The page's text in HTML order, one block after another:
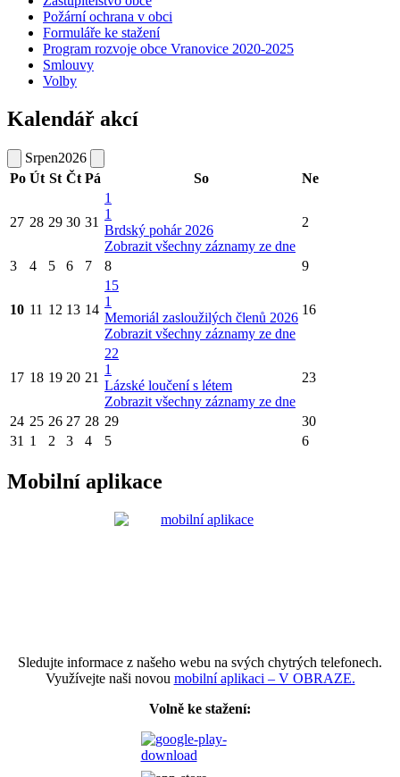
Požární ochrana v obci
Formuláře ke stažení
Program rozvoje obce Vranovice 2020-2025
Smlouvy
Volby
Kalendář akcí
Srpen2026
Po Út St Čt Pá So Ne
27 28 29 30 31
1
1
Brdský pohár 2026
Zobrazit všechny záznamy ze dne
2
3 4 5 6 7 8 9
10 11 12 13 14
15
1
Memoriál zasloužilých členů 2026
Zobrazit všechny záznamy ze dne
16
17 18 19 20 21
22
1
Lázské loučení s létem
Zobrazit všechny záznamy ze dne
23
24 25 26 27 28 29
30
31 1 2 3 4 5 6
Mobilní aplikace
Sledujte informace z našeho webu na svých chytrých telefonech.
Využívejte naši novou mobilní aplikaci – V OBRAZE.
Volně ke stažení: